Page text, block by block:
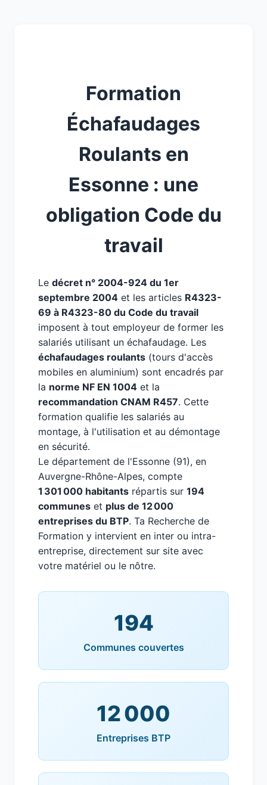
Formation
Échafaudages
Roulants en
Essonne : une
obligation Code du
travail
Le décret n° 2004-924 du 1er
septembre 2004 et les articles R4323-
69 à R4323-80 du Code du travail
imposent à tout employeur de former les
salariés utilisant un échafaudage. Les
échafaudages roulants (tours d'accès
mobiles en aluminium) sont encadrés par
la norme NF EN 1004 et la
recommandation CNAM R457. Cette
formation qualifie les salariés au
montage, à l'utilisation et au démontage
en sécurité.
Le département de l'Essonne (91), en
Auvergne-Rhône-Alpes, compte
1 301 000 habitants répartis sur 194
communes et plus de 12 000
entreprises du BTP. Ta Recherche de
Formation y intervient en inter ou intra-
entreprise, directement sur site avec
votre matériel ou le nôtre.
194
Communes couvertes
12 000
Entreprises BTP